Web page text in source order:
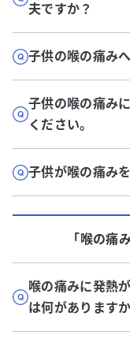
夫ですか？
子供の喉の痛み
子供の喉の痛み
ください。
子供が喉の痛み
「喉の痛み
喉の痛みに発熱
は何があります